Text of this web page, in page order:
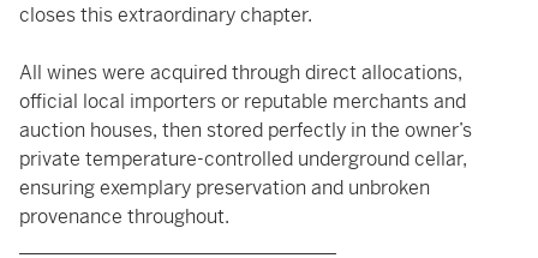
closes this extraordinary chapter.
All wines were acquired through direct allocations,
official local importers or reputable merchants and
auction houses, then stored perfectly in the owner’s
private temperature-controlled underground cellar,
ensuring exemplary preservation and unbroken
provenance throughout.